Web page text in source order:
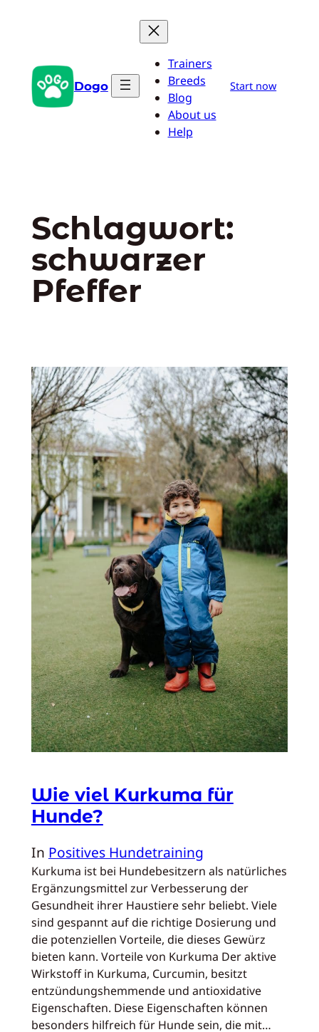
Dogo
Trainers
Breeds
Blog
About us
Help
Start now
Schlagwort:
schwarzer
Pfeffer
Wie viel Kurkuma für
Hunde?
In Positives Hundetraining
Kurkuma ist bei Hundebesitzern als natürliches
Ergänzungsmittel zur Verbesserung der
Gesundheit ihrer Haustiere sehr beliebt. Viele
sind gespannt auf die richtige Dosierung und
die potenziellen Vorteile, die dieses Gewürz
bieten kann. Vorteile von Kurkuma Der aktive
Wirkstoff in Kurkuma, Curcumin, besitzt
entzündungshemmende und antioxidative
Eigenschaften. Diese Eigenschaften können
besonders hilfreich für Hunde sein, die mit…